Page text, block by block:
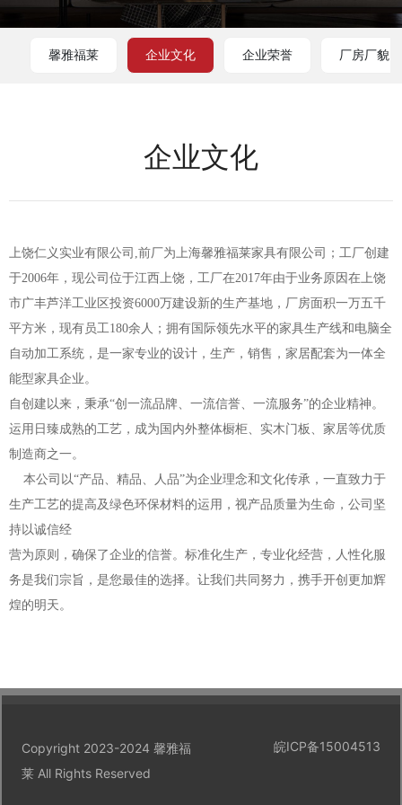
馨雅福莱 企业文化 企业荣誉 厂房厂貌
企业文化
上饶仁义实业有限公司,前厂为上海馨雅福莱家具有限公司；工厂创建
于2006年，现公司位于江西上饶，工厂在2017年由于业务原因在上饶
市广丰芦洋工业区投资6000万建设新的生产基地，厂房面积一万五千
平方米，现有员工180余人；拥有国际领先水平的家具生产线和电脑全
自动加工系统，是一家专业的设计，生产，销售，家居配套为一体全
能型家具企业。
自创建以来，秉承“创一流品牌、一流信誉、一流服务”的企业精神。
运用日臻成熟的工艺，成为国内外整体橱柜、实木门板、家居等优质
制造商之一。
本公司以“产品、精品、人品”为企业理念和文化传承，一直致力于
生产工艺的提高及绿色环保材料的运用，视产品质量为生命，公司坚
持以诚信经
营为原则，确保了企业的信誉。标准化生产，专业化经营，人性化服
务是我们宗旨，是您最佳的选择。让我们共同努力，携手开创更加辉
煌的明天。
Copyright 2023-2024 馨雅福
莱 All Rights Reserved
皖ICP备15004513